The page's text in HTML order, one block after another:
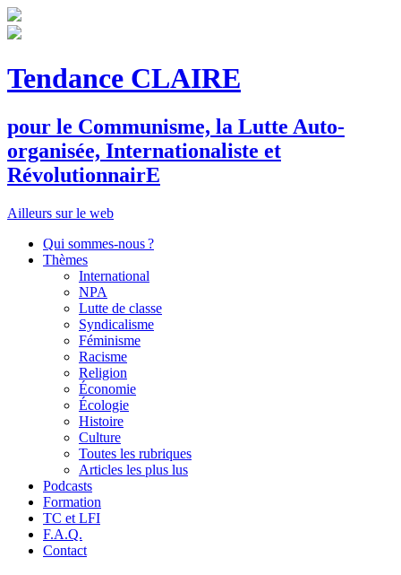
Tendance CLAIRE
pour le Communisme, la Lutte Auto-
organisée, Internationaliste et
RévolutionnairE
Ailleurs sur le web
Qui sommes-nous ?
Thèmes
International
NPA
Lutte de classe
Syndicalisme
Féminisme
Racisme
Religion
Économie
Écologie
Histoire
Culture
Toutes les rubriques
Articles les plus lus
Podcasts
Formation
TC et LFI
F.A.Q.
Contact